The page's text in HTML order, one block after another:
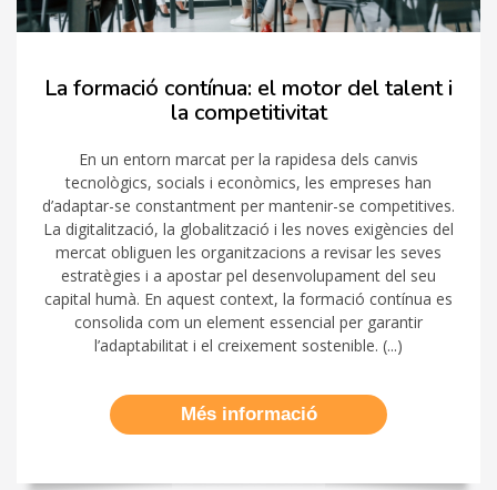
La formació contínua: el motor del talent i
la competitivitat
En un entorn marcat per la rapidesa dels canvis
tecnològics, socials i econòmics, les empreses han
d’adaptar-se constantment per mantenir-se competitives.
La digitalització, la globalització i les noves exigències del
mercat obliguen les organitzacions a revisar les seves
estratègies i a apostar pel desenvolupament del seu
capital humà. En aquest context, la formació contínua es
consolida com un element essencial per garantir
l’adaptabilitat i el creixement sostenible. (...)
Més informació